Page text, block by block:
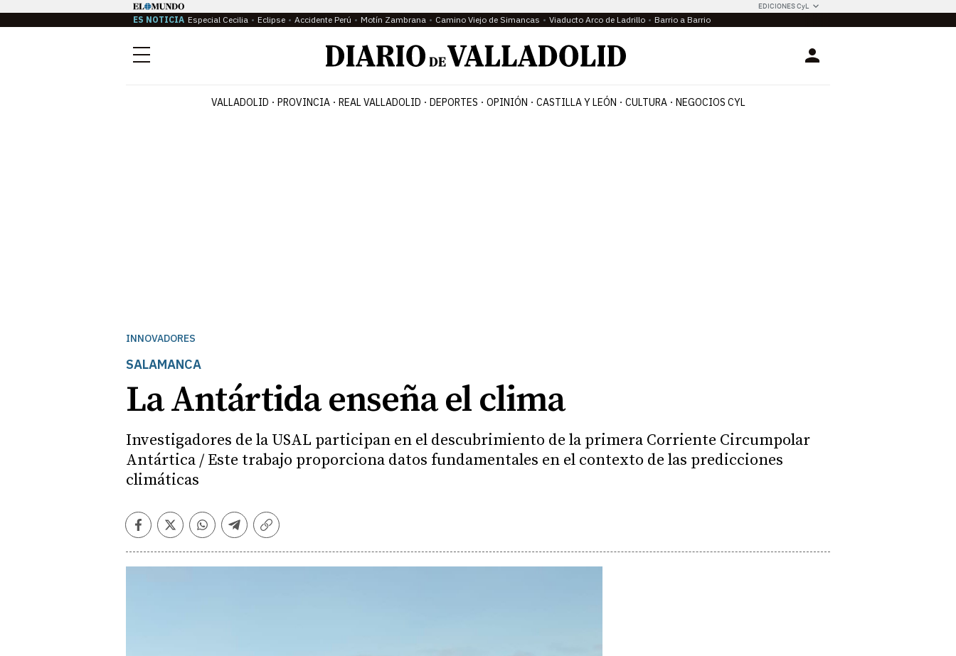
EDICIONES CyL
ES NOTICIA Especial Cecilia Eclipse Accidente Perú Motín Zambrana Camino Viejo de Simancas Viaducto Arco de Ladrillo Barrio a Barrio
Menú Login
VALLADOLID PROVINCIA REAL VALLADOLID DEPORTES OPINIÓN CASTILLA Y LEÓN CULTURA NEGOCIOS CYL
INNOVADORES
SALAMANCA
La Antártida enseña el clima
Investigadores de la USAL participan en el descubrimiento de la primera Corriente Circumpolar
Antártica / Este trabajo proporciona datos fundamentales en el contexto de las predicciones
climáticas
Facebook
TwitterWhatsapp
Telegram
Copiar